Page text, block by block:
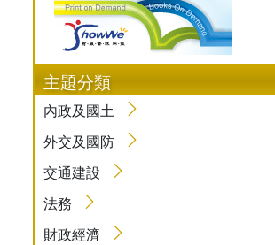
主題分類
內政及國土
外交及國防
交通建設
法務
財政經濟